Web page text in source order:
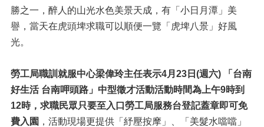
勝之一，醉人的山光水色美景天成，有「小日月潭」美
譽，當天在虎頭埤求職可以順便一覽「虎埤八景」好風
光。
勞工局職訓就服中心梁偉玲主任表示4月23日(週六)
「台南
好生活 台南呷頭路」中型徵才活動活動時間為上午9時到
12時，求職民眾只要至入口勞工局服務台登記蓋章即可免
費入園 ，活動現場更提供「紓壓按摩」、「美髮水噹噹」